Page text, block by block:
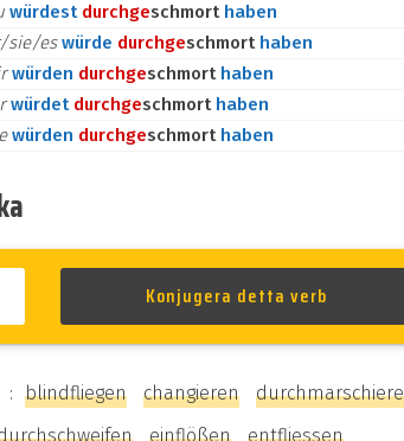
würdest durchgeschmort haben
sie/eswürde durchgeschmort haben
würden durchgeschmort haben
würdet durchgeschmort haben
würden durchgeschmort haben
: blindfliegen changieren
einflößen
entfliessen